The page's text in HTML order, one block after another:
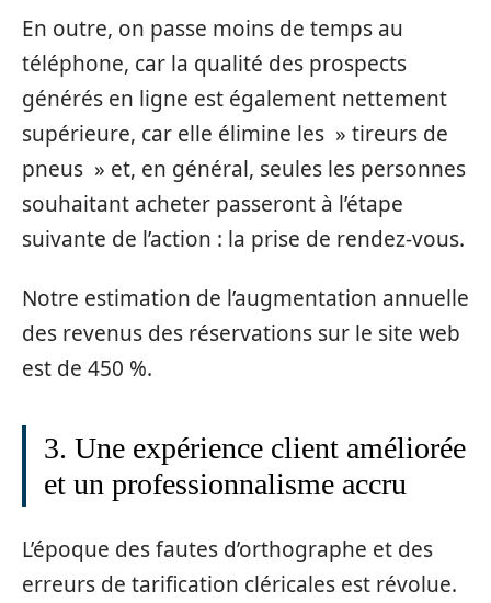
En outre, on passe moins de temps au
téléphone, car la qualité des prospects
générés en ligne est également nettement
supérieure, car elle élimine les » tireurs de
pneus » et, en général, seules les personnes
souhaitant acheter passeront à l’étape
suivante de l’action : la prise de rendez-vous.
Notre estimation de l’augmentation annuelle
des revenus des réservations sur le site web
est de 450 %.
3. Une expérience client améliorée
et un professionnalisme accru
L’époque des fautes d’orthographe et des
erreurs de tarification cléricales est révolue.